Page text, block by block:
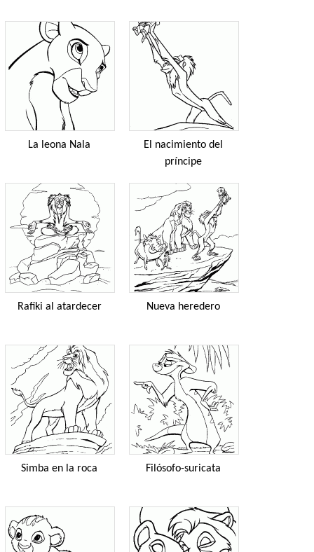
La leona Nala
El nacimiento del
príncipe
Rafiki al atardecer Nueva heredero
Simba en la roca Filósofo-suricata